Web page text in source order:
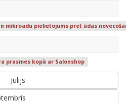
mikroadu pielietojums pret ādas
prasmes kopā ar Salonshop
Jūlijs